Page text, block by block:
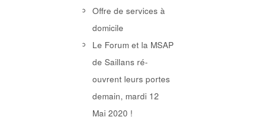
Offre de services à
domicile
Le Forum et la MSAP
de Saillans ré-
ouvrent leurs portes
demain, mardi 12
Mai 2020 !